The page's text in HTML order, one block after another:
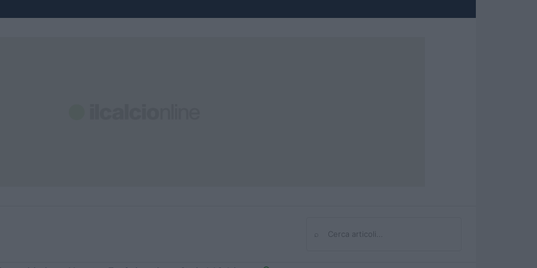
Cerca